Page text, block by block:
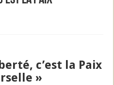
c’est la Paix
»